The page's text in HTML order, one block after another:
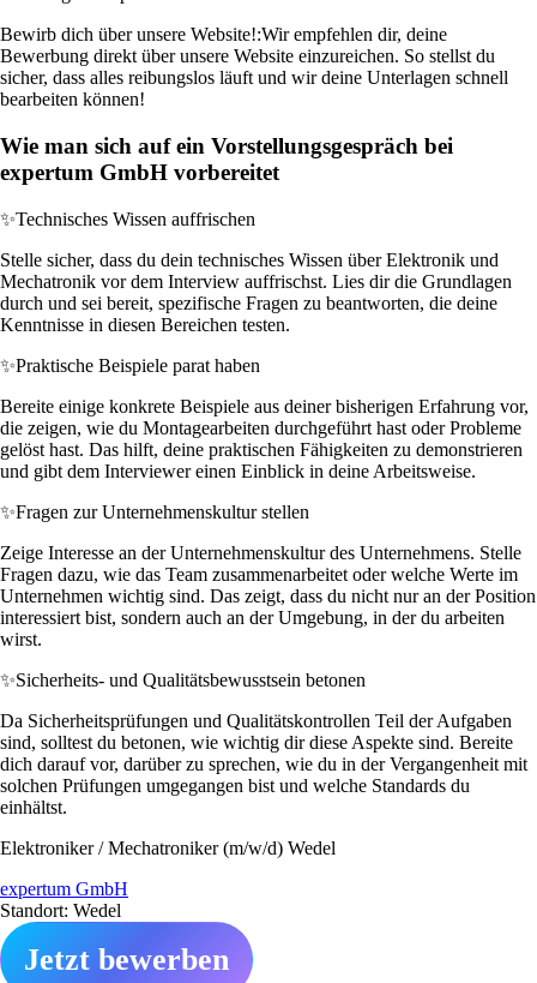
Bewirb dich über unsere Website!:Wir empfehlen dir, deine
Bewerbung direkt über unsere Website einzureichen. So stellst du
sicher, dass alles reibungslos läuft und wir deine Unterlagen schnell
bearbeiten können!
Wie man sich auf ein Vorstellungsgespräch bei
expertum GmbH vorbereitet
✨Technisches Wissen auffrischen
Stelle sicher, dass du dein technisches Wissen über Elektronik und
Mechatronik vor dem Interview auffrischst. Lies dir die Grundlagen
durch und sei bereit, spezifische Fragen zu beantworten, die deine
Kenntnisse in diesen Bereichen testen.
✨Praktische Beispiele parat haben
Bereite einige konkrete Beispiele aus deiner bisherigen Erfahrung vor,
die zeigen, wie du Montagearbeiten durchgeführt hast oder Probleme
gelöst hast. Das hilft, deine praktischen Fähigkeiten zu demonstrieren
und gibt dem Interviewer einen Einblick in deine Arbeitsweise.
✨Fragen zur Unternehmenskultur stellen
Zeige Interesse an der Unternehmenskultur des Unternehmens. Stelle
Fragen dazu, wie das Team zusammenarbeitet oder welche Werte im
Unternehmen wichtig sind. Das zeigt, dass du nicht nur an der Position
interessiert bist, sondern auch an der Umgebung, in der du arbeiten
wirst.
✨Sicherheits- und Qualitätsbewusstsein betonen
Da Sicherheitsprüfungen und Qualitätskontrollen Teil der Aufgaben
sind, solltest du betonen, wie wichtig dir diese Aspekte sind. Bereite
dich darauf vor, darüber zu sprechen, wie du in der Vergangenheit mit
solchen Prüfungen umgegangen bist und welche Standards du
einhältst.
Elektroniker / Mechatroniker (m/w/d) Wedel
expertum GmbH
Standort: Wedel
Jetzt bewerben